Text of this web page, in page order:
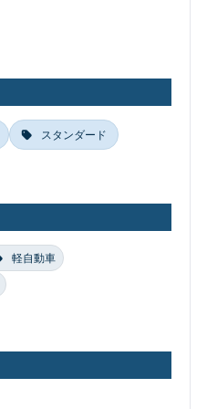
スタンダード
軽自動車